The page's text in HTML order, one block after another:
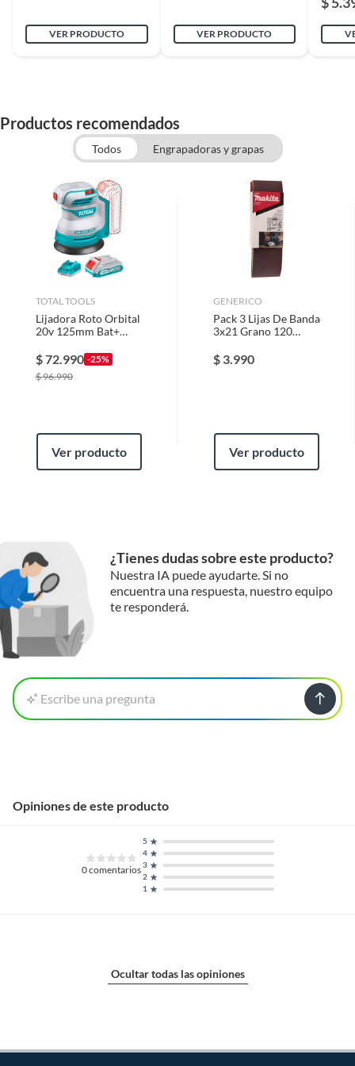
Superficie de
aplicación
Madera,Metal
Incluye
PACK DE 5 DISCOS
REPUESTOS DE LIJA
Largo
Espesor
Grano nº
Ancho
VER PRODUCTO VER PRODUCTO
Productos recomendados
Todos Engrapadoras y grapas
TOTAL TOOLS
Lijadora Roto Orbital
20v 125mm Bat+
Trosli20021
$72.990 -25%
$96.990
Ver producto
GENERICO
Pack 3 Lijas De Banda
3x21 Grano 120
$ 3.990
Ver producto
¿Tienes dudas sobre este producto?
Nuestra IA puede ayudarte. Si no
encuentra una respuesta, nuestro equipo
te responderá.
Escribe una pregunta
Opiniones de este producto
0comentarios
1
2
3
4
5
Ocultar todas las opiniones